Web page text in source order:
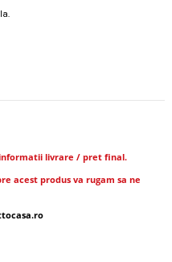
livrare / pret final.
acest produs va rugam sa ne